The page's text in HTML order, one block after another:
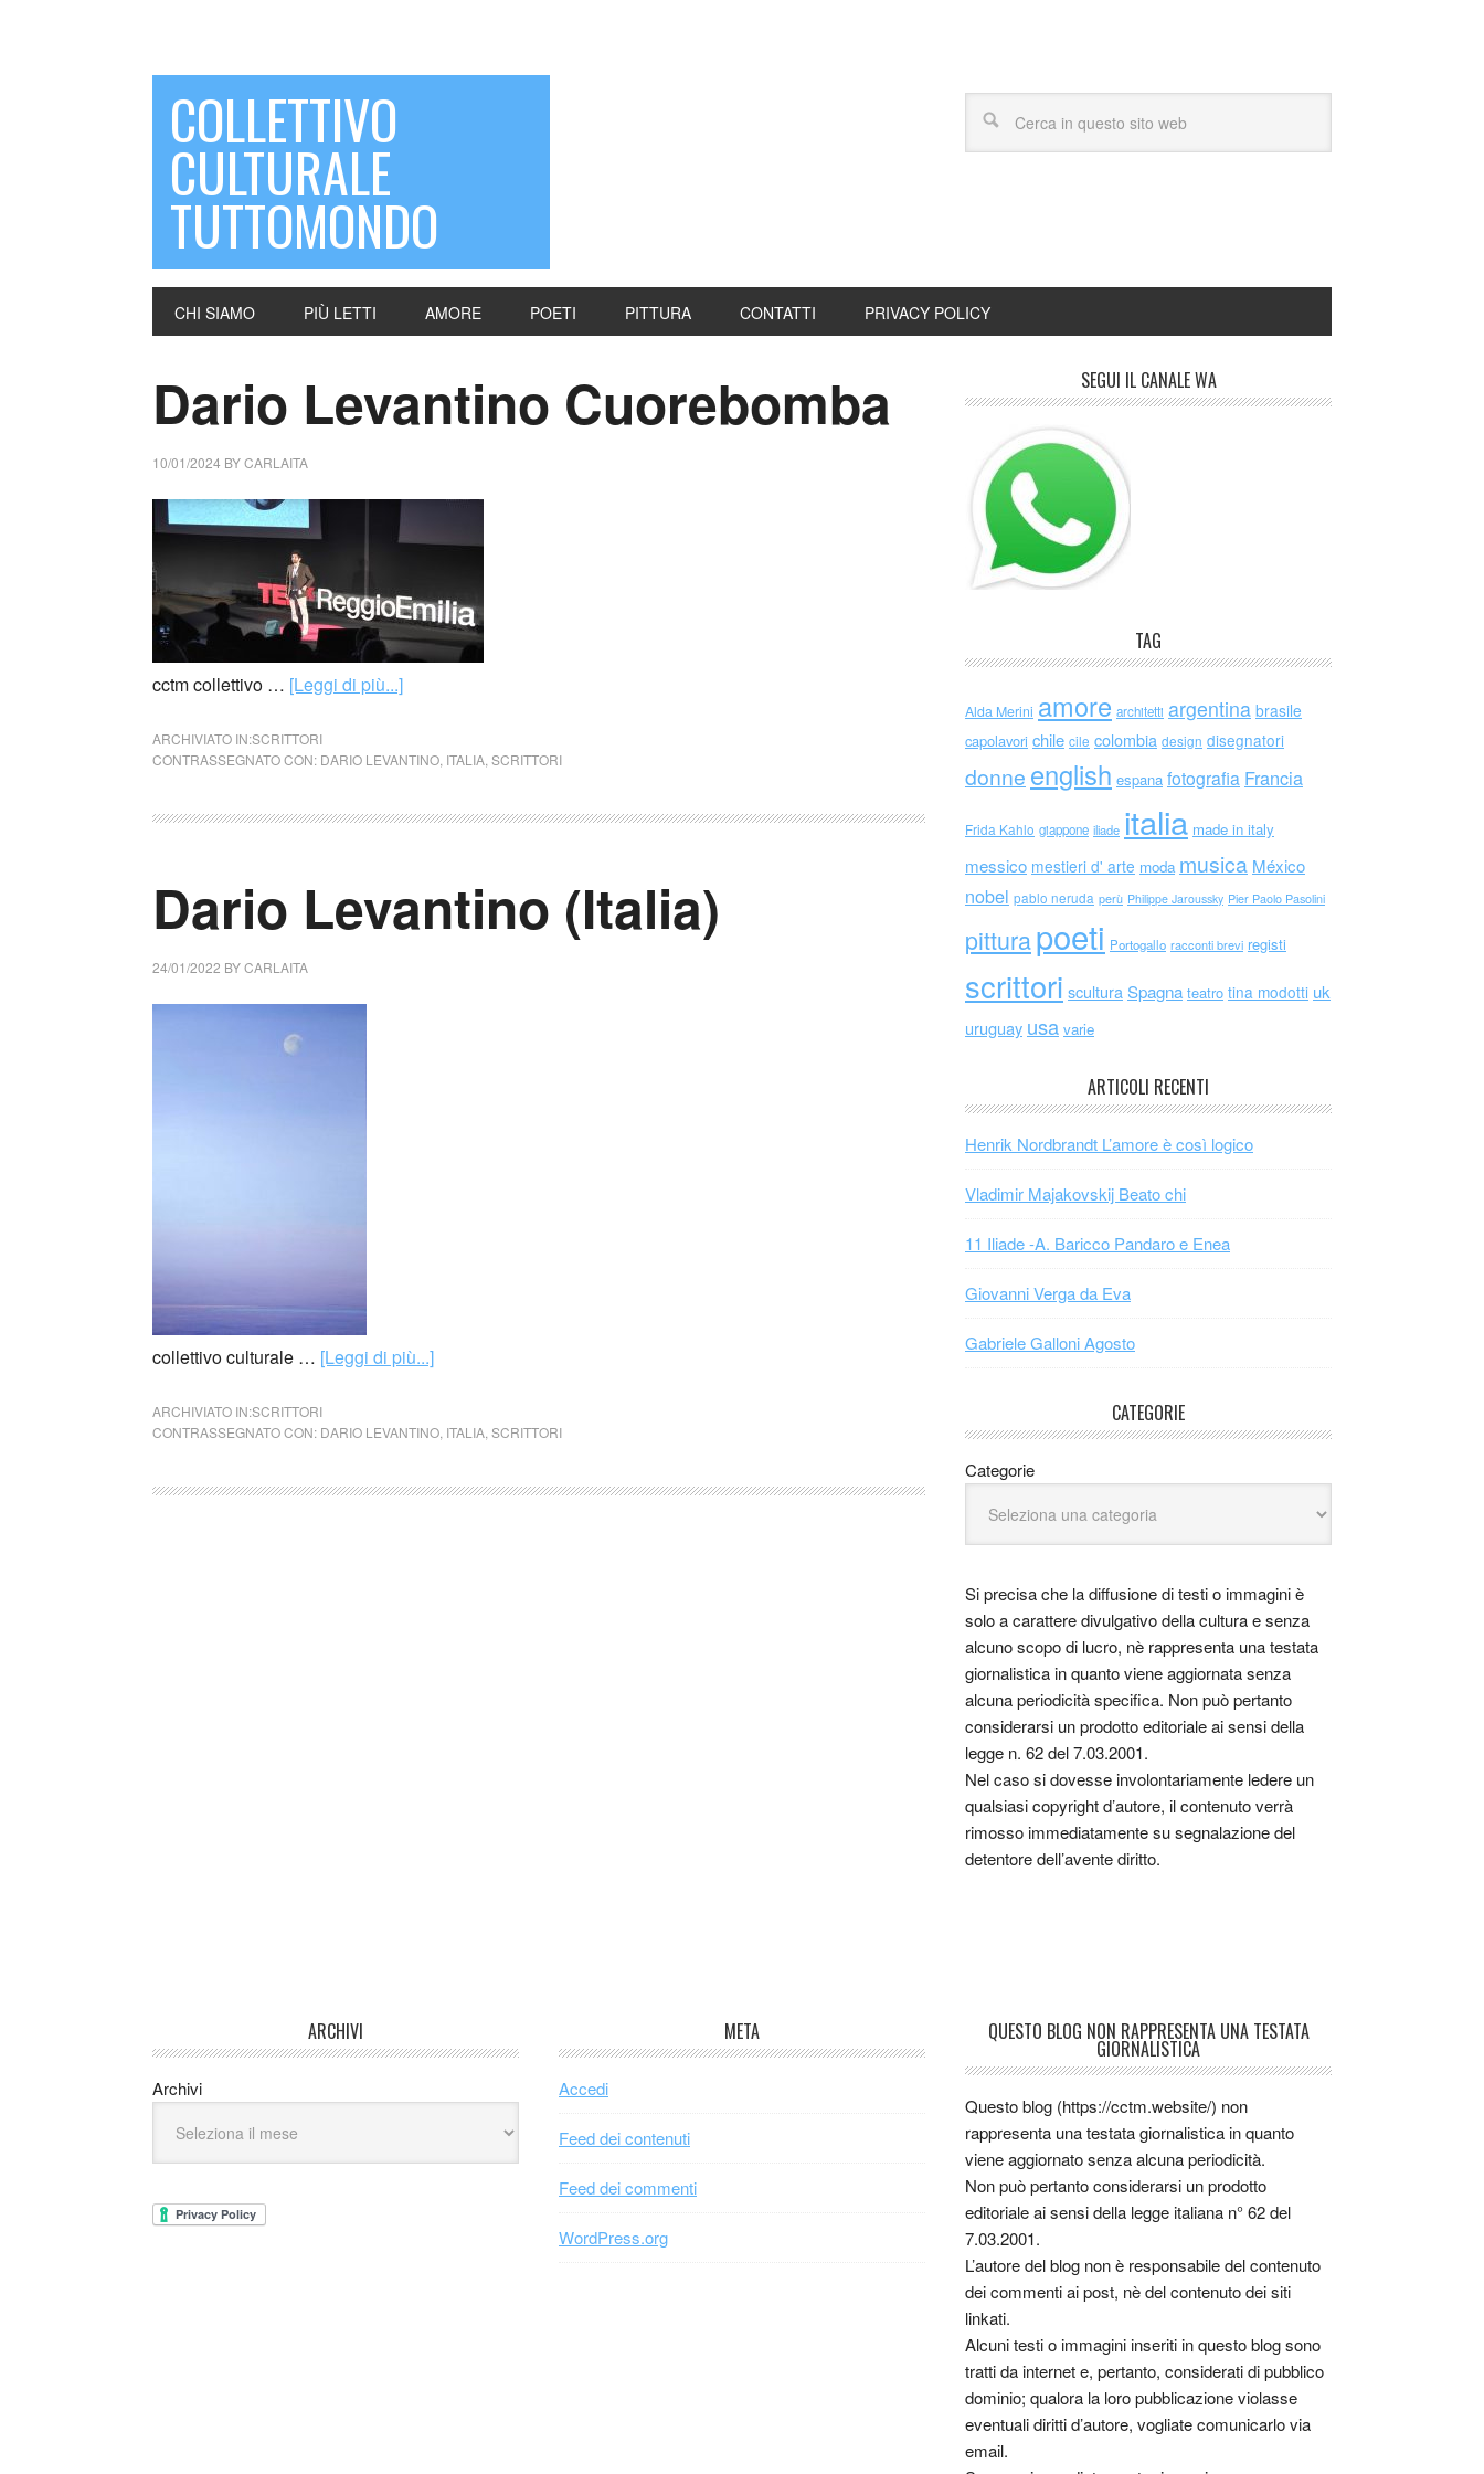
COLLETTIVO
CULTURALE
TUTTOMONDO
CHI SIAMO PIÙ LETTI AMORE POETI PITTURA CONTATTI PRIVACY POLICY
Dario Levantino Cuorebomba
10/01/2024 BYCARLAITA
cctm collettivo … [Leggi di più...]
ARCHIVIATO IN:SCRITTORI
CONTRASSEGNATO CON: DARIO LEVANTINO ITALIA SCRITTORI
Dario Levantino (Italia)
24/01/2022 BYCARLAITA
collettivo culturale … [Leggi di più...]
ARCHIVIATO IN:SCRITTORI
CONTRASSEGNATO CON: DARIO LEVANTINO ITALIA SCRITTORI
SEGUI IL CANALE WA
TAG
Alda Merini amore architetti argentina brasile
capolavori chile cile colombia design disegnatori
donne english espana fotografia Francia
Frida Kahlo giappone iliade italia made in italy
messico mestieri d' arte moda musica México
nobel pablo neruda perù Philippe Jaroussky Pier Paolo Pasolini
pitturapoeti Portogallo racconti brevi registi
scrittori scultura Spagna teatro tina modotti uk
uruguay usa varie
ARTICOLI RECENTI
Henrik Nordbrandt L’amore è così logico
Vladimir Majakovskij Beato chi
11 Iliade -A. Baricco Pandaro e Enea
Giovanni Verga da Eva
Gabriele Galloni Agosto
CATEGORIE
Categorie
Si precisa che la diffusione di testi o immagini è
solo a carattere divulgativo della cultura e senza
alcuno scopo di lucro, nè rappresenta una testata
giornalistica in quanto viene aggiornata senza
alcuna periodicità specifica. Non può pertanto
considerarsi un prodotto editoriale ai sensi della
legge n. 62 del 7.03.2001.
Nel caso si dovesse involontariamente ledere un
qualsiasi copyright d’autore, il contenuto verrà
rimosso immediatamente su segnalazione del
detentore dell’avente diritto.
ARCHIVI
Archivi
META
Accedi
Feed dei contenuti
Feed dei commenti
WordPress.org
QUESTO BLOG NON RAPPRESENTA UNA TESTATA
GIORNALISTICA
Questo blog (https://cctm.website/) non
rappresenta una testata giornalistica in quanto
viene aggiornato senza alcuna periodicità.
Non può pertanto considerarsi un prodotto
editoriale ai sensi della legge italiana n° 62 del
7.03.2001.
L’autore del blog non è responsabile del contenuto
dei commenti ai post, nè del contenuto dei siti
linkati.
Alcuni testi o immagini inseriti in questo blog sono
tratti da internet e, pertanto, considerati di pubblico
dominio; qualora la loro pubblicazione violasse
eventuali diritti d’autore, vogliate comunicarlo via
email.